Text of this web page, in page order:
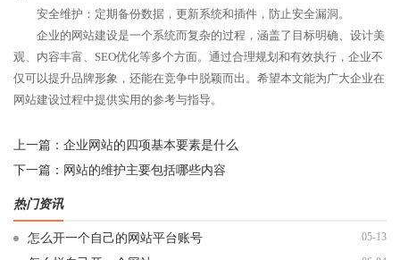
安全维护：定期备份数据，更新系统和插件，防止安全漏洞。
企业的网站建设是一个系统而复杂的过程，涵盖了目标明确、设计美
观、内容丰富、SEO优化等多个方面。通过合理规划和有效执行，企业不
仅可以提升品牌形象，还能在竞争中脱颖而出。希望本文能为广大企业在
网站建设过程中提供实用的参考与指导。
上一篇： 企业网站的四项基本要素是什么
下一篇： 网站的维护主要包括哪些内容
热门资讯
怎么开一个自己的网站平台账号 05-13